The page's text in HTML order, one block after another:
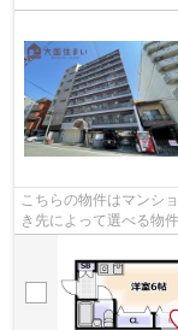
こちらの物件はマンシ
き先によって選べる物